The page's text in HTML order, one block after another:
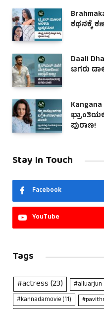
ಕಥನಕ್ಕೆ
Daali
ಟಗರು
ಪುರಾಣ!
Stay In Touch
Facebook
YouTube
Tags
#actress(23) #alluarjun
#kannadamovie(11)